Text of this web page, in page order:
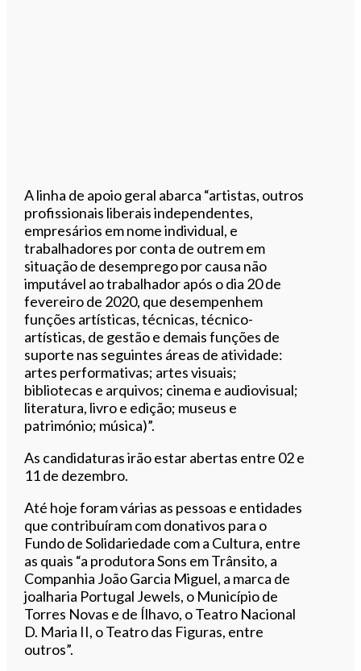
A linha de apoio geral abarca “artistas, outros
profissionais liberais independentes,
empresários em nome individual, e
trabalhadores por conta de outrem em
situação de desemprego por causa não
imputável ao trabalhador após o dia 20 de
fevereiro de 2020, que desempenhem
funções artísticas, técnicas, técnico-
artísticas, de gestão e demais funções de
suporte nas seguintes áreas de atividade:
artes performativas; artes visuais;
bibliotecas e arquivos; cinema e audiovisual;
literatura, livro e edição; museus e
património; música)”.
As candidaturas irão estar abertas entre 02 e
11 de dezembro.
Até hoje foram várias as pessoas e entidades
que contribuíram com donativos para o
Fundo de Solidariedade com a Cultura, entre
as quais “a produtora Sons em Trânsito, a
Companhia João Garcia Miguel, a marca de
joalharia Portugal Jewels, o Município de
Torres Novas e de Ílhavo, o Teatro Nacional
D. Maria II, o Teatro das Figuras, entre
outros”.